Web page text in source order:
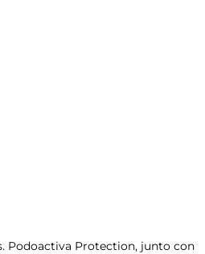
Podoactiva Protection, junto con